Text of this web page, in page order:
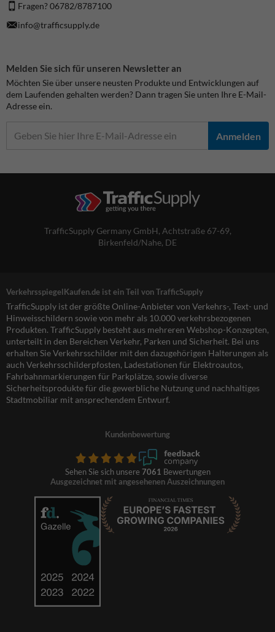
Fragen? 06782/8787100
info@trafficsupply.de
Melden Sie sich für unseren Newsletter an
Möchten Sie über unsere neusten Produkte und Entwicklungen auf
dem Laufenden gehalten werden? Dann tragen Sie unten Ihre E-Mail-
Adresse ein.
Anmelden
TrafficSupply Germany GmbH, Achtstraße 67-69,
Birkenfeld/Nahe, DE
VerkehrsspiegelKaufen.de ist ein Teil von TrafficSupply
TrafficSupply ist der größte Online-Anbieter von Verkehrs-, Text- und
Hinweisschildern sowie von mehr als 10.000 verkehrsbezogenen
Produkten. TrafficSupply besteht aus mehreren Webshop-Konzepten,
unterteilt in den Bereichen Verkehr, Parken und Sicherheit. Bei uns
erhalten Sie Verkehrsschilder mit den dazugehörigen Halterungen als
auch Verkehrsschilderpfosten, Ladestationen für Elektroautos,
Fahrbahnmarkierungen für Parkplätze, sowie diverse
Sicherheitsprodukte für die gewerbliche Nutzung und nachhaltiges
Stadtmobiliar mit ansprechendem Entwurf.
Kundenbewertung
Sehen Sie sich unsere 7061 Bewertungen
Ausgezeichnet mit angesehenen Auszeichnungen